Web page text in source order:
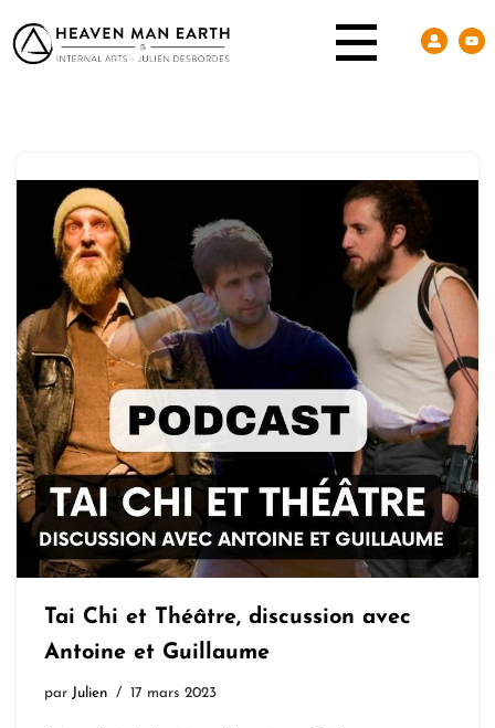
Tai Chi et Théâtre, discussion avec
Antoine et Guillaume
par Julien 17 mars 2023